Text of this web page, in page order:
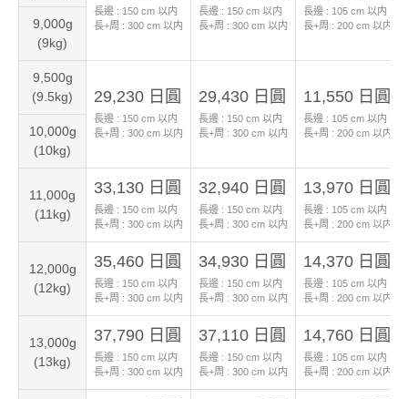
長邊 : 150 cm 以内
長+周 : 300 cm 以内
長邊 : 150 cm 以内
長+周 : 300 cm 以内
長邊 : 105 cm 以内
長+周 : 200 cm 以内
9,000g
(9kg)
9,500g
(9.5kg)
29,230 日圓
長邊 : 150 cm 以内
長+周 : 300 cm 以内
29,430 日圓
長邊 : 150 cm 以内
長+周 : 300 cm 以内
11,550 日圓
長邊 : 105 cm 以内
長+周 : 200 cm 以内
10,000g
(10kg)
11,000g
(11kg)
33,130 日圓
長邊 : 150 cm 以内
長+周 : 300 cm 以内
32,940 日圓
長邊 : 150 cm 以内
長+周 : 300 cm 以内
13,970 日圓
長邊 : 105 cm 以内
長+周 : 200 cm 以内
12,000g
(12kg)
35,460 日圓
長邊 : 150 cm 以内
長+周 : 300 cm 以内
34,930 日圓
長邊 : 150 cm 以内
長+周 : 300 cm 以内
14,370 日圓
長邊 : 105 cm 以内
長+周 : 200 cm 以内
13,000g
(13kg)
37,790 日圓
長邊 : 150 cm 以内
長+周 : 300 cm 以内
37,110 日圓
長邊 : 150 cm 以内
長+周 : 300 cm 以内
14,760 日圓
長邊 : 105 cm 以内
長+周 : 200 cm 以内